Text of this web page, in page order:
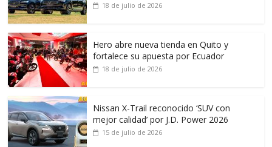
18 de julio de 2026
Hero abre nueva tienda en Quito y
fortalece su apuesta por Ecuador
18 de julio de 2026
Nissan X-Trail reconocido ‘SUV con
mejor calidad’ por J.D. Power 2026
15 de julio de 2026